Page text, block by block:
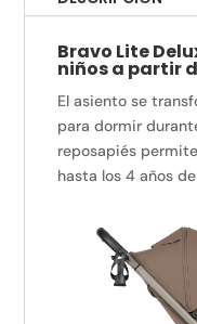
Bravo Lite
niños a partir
El asiento se
para dormir
reposapiés
hasta los 4 años